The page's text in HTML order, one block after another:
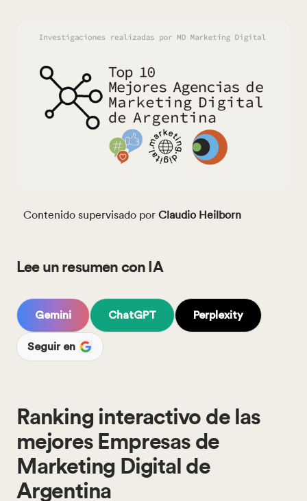
Contenido supervisado por Claudio Heilborn
Lee un resumen con IA
Gemini ChatGPT Perplexity
Seguir en
Ranking interactivo de las
mejores Empresas de
Marketing Digital de
Argentina